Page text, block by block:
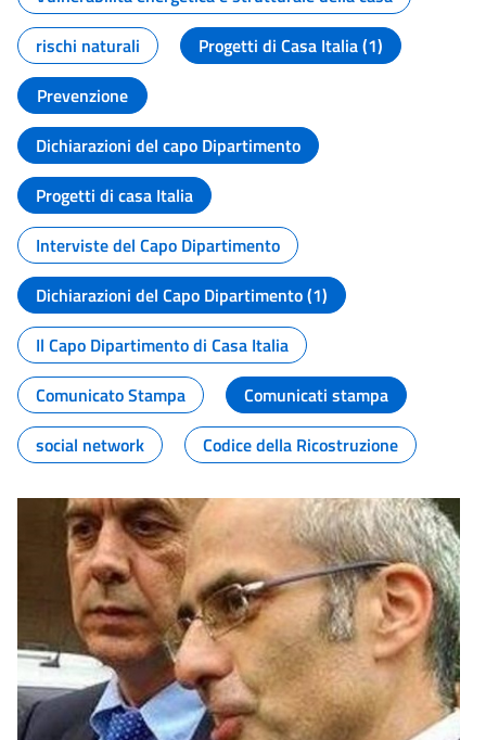
rischi naturali
Progetti di Casa Italia (1)
Prevenzione
Dichiarazioni del capo Dipartimento
Progetti di casa Italia
Interviste del Capo Dipartimento
Dichiarazioni del Capo Dipartimento (1)
Il Capo Dipartimento di Casa Italia
Comunicato Stampa
Comunicati stampa
social network
Codice della Ricostruzione